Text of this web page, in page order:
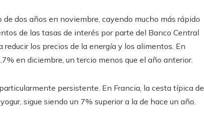
dos años en noviembre, cayendo mucho más rápido
de las tasas de interés por parte del Banco Central
los precios de la energía y los alimentos. En
en diciembre, un tercio menos que el año anterior.
persistente. En Francia, la cesta típica de
sigue siendo un 7% superior a la de hace un año.